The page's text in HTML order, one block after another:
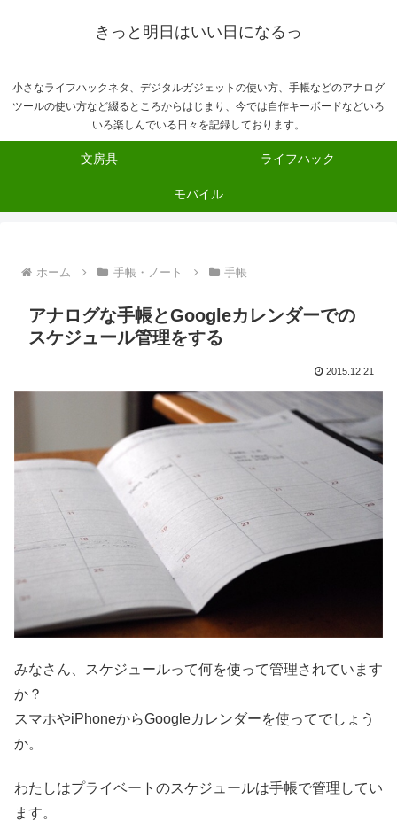
きっと明日はいい日になるっ
小さなライフハックネタ、デジタルガジェットの使い方、手帳などのアナログ
ツールの使い方など綴るところからはじまり、今では自作キーボードなどいろ
いろ楽しんでいる日々を記録しております。
文房具 ライフハック
モバイル
ホーム 手帳・ノート 手帳
アナログな手帳とGoogleカレンダーでの
スケジュール管理をする
2015.12.21
みなさん、スケジュールって何を使って管理されています
か？
スマホやiPhoneからGoogleカレンダーを使ってでしょう
か。
わたしはプライベートのスケジュールは手帳で管理してい
ます。